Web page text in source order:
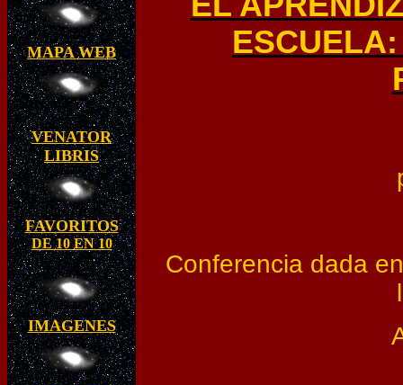
MAPA WEB
VENATOR
LIBRIS
FAVORITOS
DE 10 EN 10
IMAGENES
Conferencia dada